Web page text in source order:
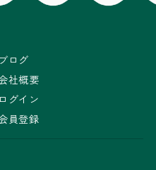
ブログ
社概要
ログイン
員登録